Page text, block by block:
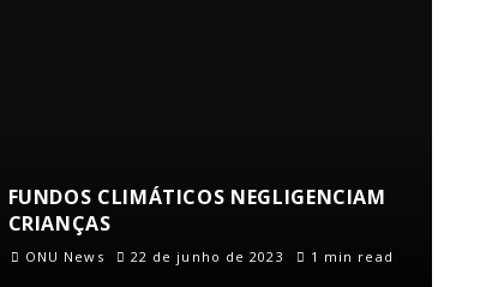
FUNDOS CLIMÁTICOS NEGLIGENCIAM
CRIANÇAS
ONU News 22 de junho de 2023 1 min read